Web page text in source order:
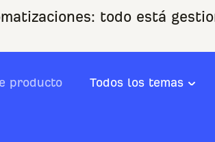
todo está
producto Todos los temas